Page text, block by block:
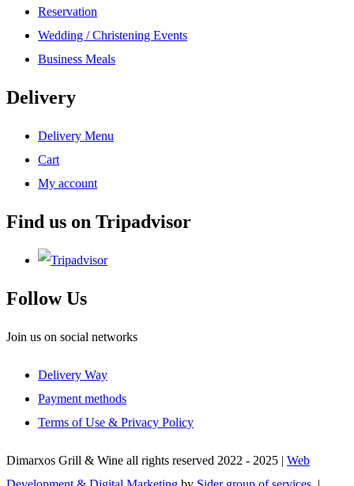
Reservation
Wedding / Christening Events
Business Meals
Delivery
Delivery Menu
Cart
My account
Find us on Tripadvisor
Follow Us
Join us on social networks
Delivery Way
Payment methods
Terms of Use & Privacy Policy
Dimarxos Grill & Wine all rights reserved 2022 - 2025 | Web